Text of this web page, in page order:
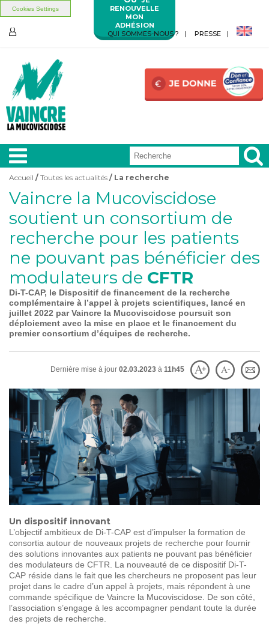
Cookies Settings
Aller au contenu principal
Aller au menu principal
RENOUVELLE
MON
ADHÉSION
QUI SOMMES-NOUS ?
PRESSE
A LA UNE
VIVRE AVEC
SOIGNER AUJOURD'HUI
GUÉRIR DEMAIN
60 ANS DE COMBAT
Vous êtes ici
Accueil / Toutes les actualités / La recherche
Vaincre la Mucoviscidose
soutient un consortium de
recherche pour les patients
ne pouvant pas bénéficier des
modulateurs de CFTR
Di-T-CAP, le Dispositif de financement de la recherche
complémentaire à l’appel à projets scientifiques, lancé en
juillet 2022 par Vaincre la Mucoviscidose poursuit son
déploiement avec la mise en place et le financement du
premier consortium d’équipes de recherche.
Dernière mise à jour 02.03.2023 à 11h45
Un dispositif innovant
L’objectif ambitieux de Di-T-CAP est d’impulser la formation de
consortia autour de nouveaux projets de recherche pour fournir
des solutions innovantes aux patients ne pouvant pas bénéficier
des modulateurs de CFTR. La nouveauté de ce dispositif Di-T-
CAP réside dans le fait que les chercheurs ne proposent pas leur
projet dans le cadre d’un appel à projets, mais répondent à une
commande spécifique de Vaincre la Mucoviscidose. De son côté,
l’association s’engage à les accompagner pendant toute la durée
des projets de recherche.